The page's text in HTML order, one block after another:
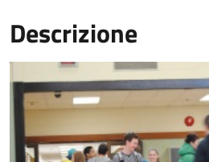
Descrizione